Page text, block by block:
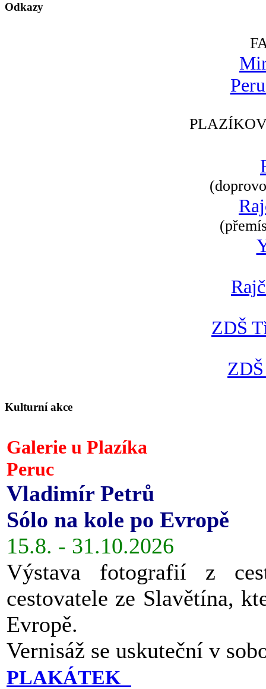
Odkazy
ZDŠ
Kulturní akce
Galerie u Plazíka
Peruc
Vladimír Petrů
Sólo na kole po Evropě
15.8. - 31.10.2026
Výstava fotografií z
cestovatele ze Slavětína,
Evropě.
Vernisáž se uskuteční v
PLAKÁTEK